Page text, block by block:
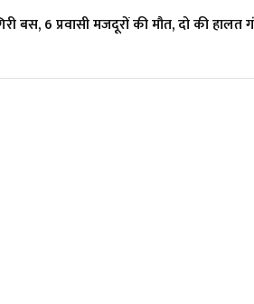
बस, 6 प्रवासी मजदूरों की मौत, दो की हालत